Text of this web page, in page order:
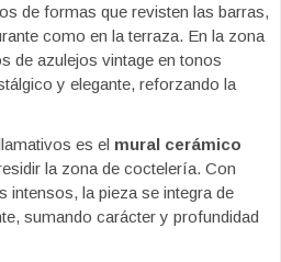
de formas que revisten las barras,
como en la terraza. En la zona
de azulejos vintage en tonos
y elegante, reforzando la
es el mural cerámico
la zona de coctelería. Con
la pieza se integra de
sumando carácter y profundidad